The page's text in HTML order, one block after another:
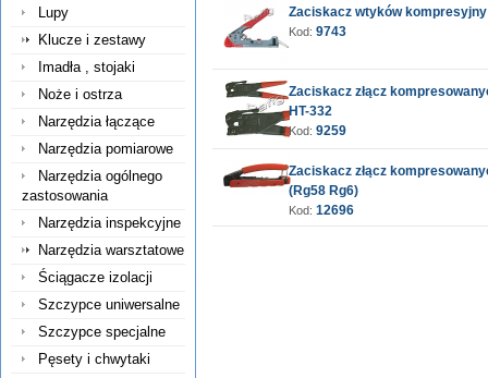
Lupy
Klucze i zestawy
Imadła , stojaki
Noże i ostrza
Narzędzia łączące
Narzędzia pomiarowe
Narzędzia ogólnego
zastosowania
Narzędzia inspekcyjne
Narzędzia warsztatowe
Ściągacze izolacji
Szczypce uniwersalne
Szczypce specjalne
Pęsety i chwytaki
Zaciskacz wtyków kompresyjny
Kod: 9743
Zaciskacz złącz
HT-332
Kod: 9259
Zaciskacz złącz
(Rg58 Rg6)
Kod: 12696